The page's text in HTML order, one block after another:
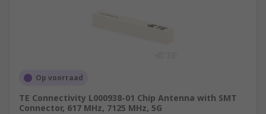
Op voorraad
TE Connectivity L000938-01 Chip Antenna with SMT
Connector, 617 MHz, 7125 MHz, 5G